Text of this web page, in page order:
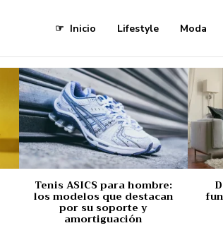
☞ Inicio Lifestyle Moda
Tenis ASICS para hombre:
los modelos que destacan
por su soporte y
amortiguación